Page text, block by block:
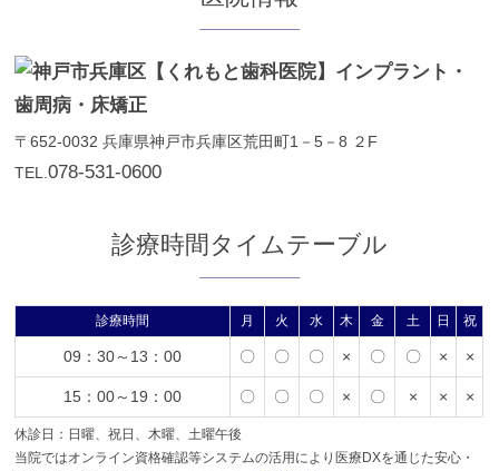
〒652-0032兵庫県神戸市兵庫区荒田町1－5－8 ２F
TEL.078-531-0600
診療時間タイムテーブル
診療時間 月 火 水 木 金 土 日 祝
09：30～13：00 〇 〇 〇 × 〇 〇 × ×
15：00～19：00 〇 〇 〇 × 〇 × × ×
休診日：日曜、祝日、木曜、土曜午後
当院ではオンライン資格確認等システムの活用により医療DXを通じた安心・